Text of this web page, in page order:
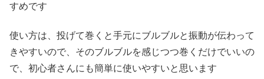
すめです
使い方は、投げて巻くと手元にブルブルと振動が伝わって
きやすいので、そのブルブルを感じつつ巻くだけでいいの
で、初心者さんにも簡単に使いやすいと思います